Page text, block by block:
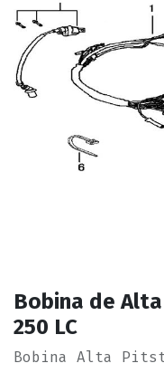
Bobina de
250 LC
Bobina Alta